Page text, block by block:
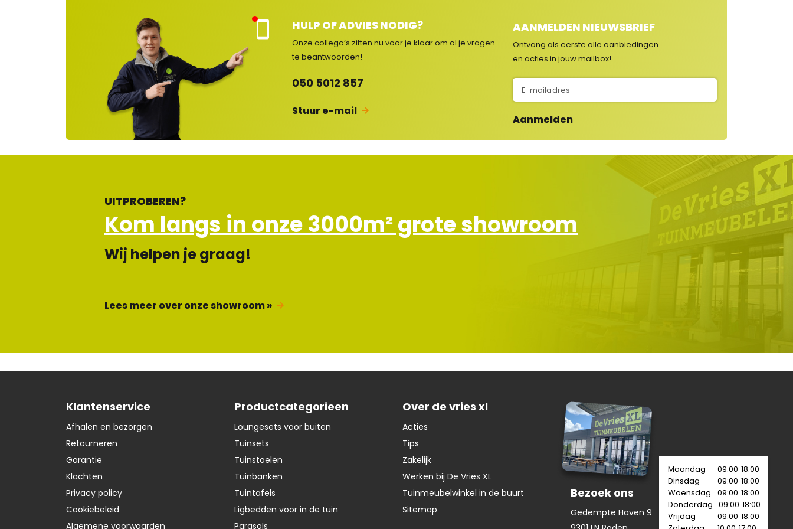
nte
HULP OF ADVIES NODIG?
Onze collega’s zitten nu voor je klaar om al je vragen
te beantwoorden!
050 5012 857
Stuur e-mail
AANMELDEN NIEUWSBRIEF
Ontvang als eerste alle aanbiedingen
en acties in jouw mailbox!
N
i
e
u
w
s
f
Aanmelden
UITPROBEREN?
Kom langs in onze 3000m² grote showroom
Wij helpen je graag!
Lees meer over onze showroom »
Klantenservice
Afhalen en bezorgen
Retourneren
Garantie
Klachten
Privacy policy
Cookiebeleid
Algemene voorwaarden
Productcategorieen
Loungesets voor buiten
Tuinsets
Tuinstoelen
Tuinbanken
Tuintafels
Ligbedden voor in de tuin
Parasols
Over de vries xl
Acties
Tips
Zakelijk
Werken bij De Vries XL
Tuinmeubelwinkel in de buurt
Sitemap
Bezoek ons
Gedempte Haven 9
Maandag 09:00 18:00
Dinsdag
09:00 18:00
Woensdag
09:00 18:00
Donderdag 09:00 18:00
Vrijdag
09:00 18:00